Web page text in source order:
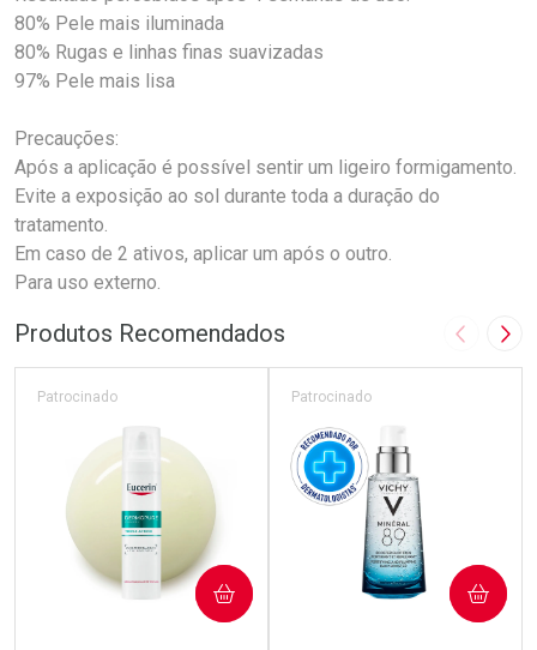
80% Pele mais iluminada
80% Rugas e linhas finas suavizadas
97% Pele mais lisa
Precauções:
Após a aplicação é possível sentir um ligeiro formigamento.
Evite a exposição ao sol durante toda a duração do
tratamento.
Em caso de 2 ativos, aplicar um após o outro.
Para uso externo.
Produtos Recomendados Imagem
Patrocinado
COMPRAR
Patrocinado
COMPRAR